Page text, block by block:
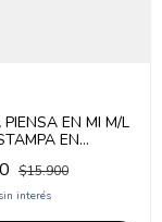
PIENSA EN MI M/L
EN
(PM245621)
$15.900
sin interés